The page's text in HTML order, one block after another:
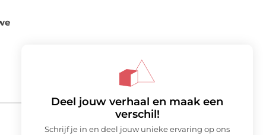
Deel jouw verhaal en maak een
verschil!
Schrijf je in en deel jouw unieke ervaring op ons